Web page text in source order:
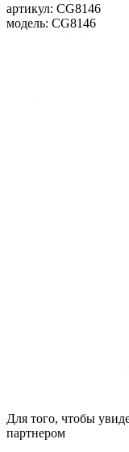
артикул: CG8146
модель: CG8146
Для того, чтобы
партнером